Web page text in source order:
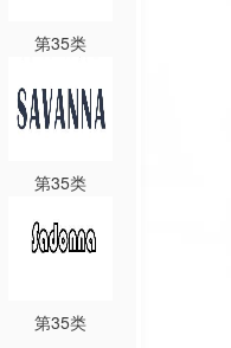
第35类
第35类
第35类